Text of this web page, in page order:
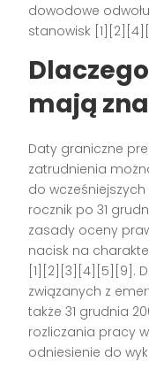
dowodowe
stanowisk
mają
Daty graniczne
zatrudnienia
do
rocznik po 31
zasady oceny
nacisk na
[1][2][3][4][5][9].
związanych z
także 31 grudnia
rozliczania pracy
odniesienie do